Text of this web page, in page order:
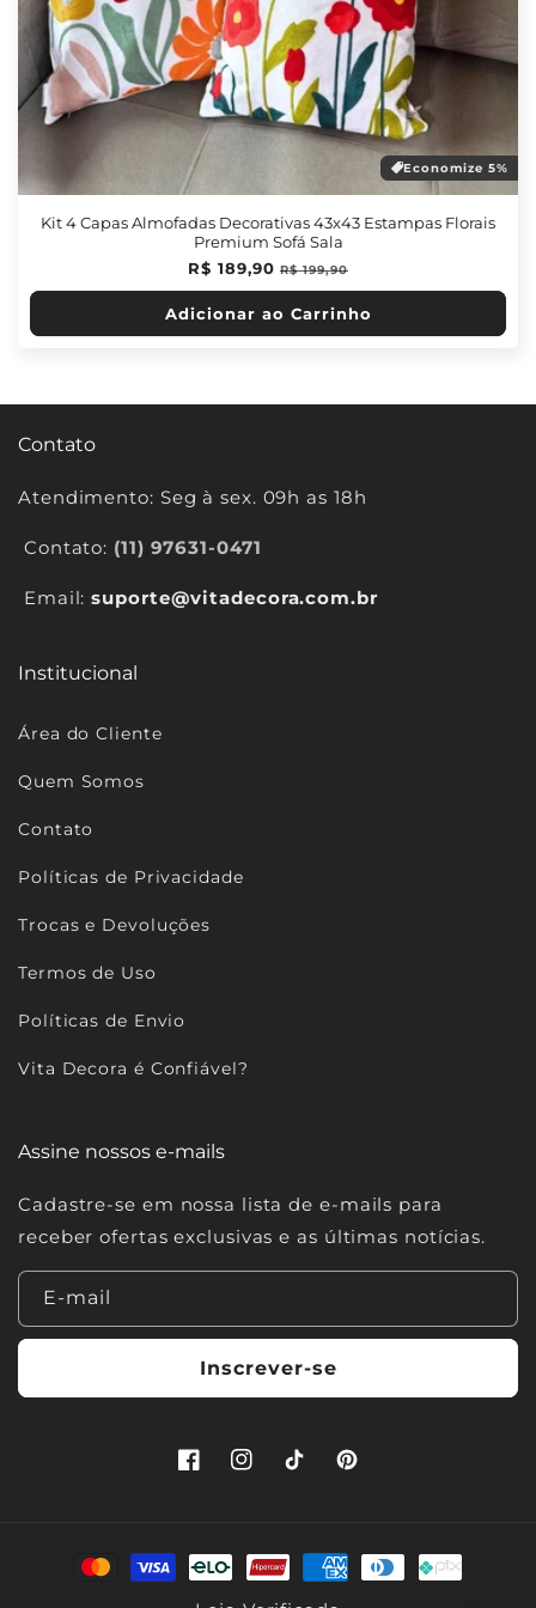
Economize 5%
Kit 4 Capas Almofadas Decorativas 43x43 Estampas Florais
Premium Sofá Sala
Preço
normal
R$ 189,90 Preço
promocional
R$ 199,90
Adicionar ao Carrinho
Contato
Atendimento: Seg à sex. 09h as 18h
Contato: (11) 97631-0471
Email:suporte@vitadecora.com.br
Institucional
Área do Cliente
Quem Somos
Contato
Políticas de Privacidade
Trocas e Devoluções
Termos de Uso
Políticas de Envio
Vita Decora é Confiável?
Assine nossos e-mails
Cadastre-se em nossa lista de e-mails para
receber ofertas exclusivas e as últimas notícias.
E-mail
Inscrever-se
FacebookInstagramTikTokPinterest
Formas